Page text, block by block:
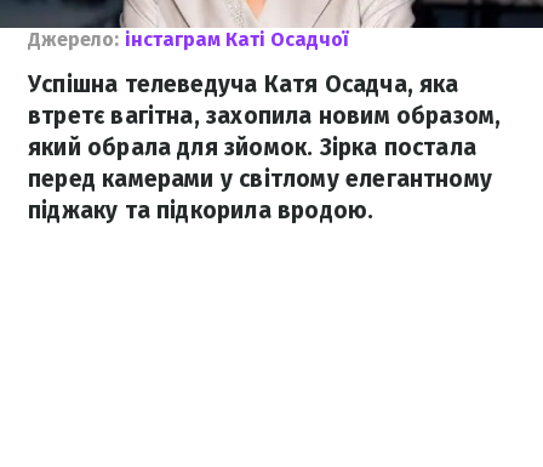
Джерело: інстаграм Каті Осадчої
Успішна телеведуча Катя Осадча, яка
втретє вагітна, захопила новим образом,
який обрала для зйомок. Зірка постала
перед камерами у світлому елегантному
піджаку та підкорила вродою.